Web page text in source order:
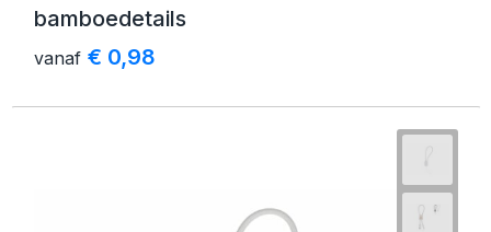
bamboedetails
vanaf € 0,98